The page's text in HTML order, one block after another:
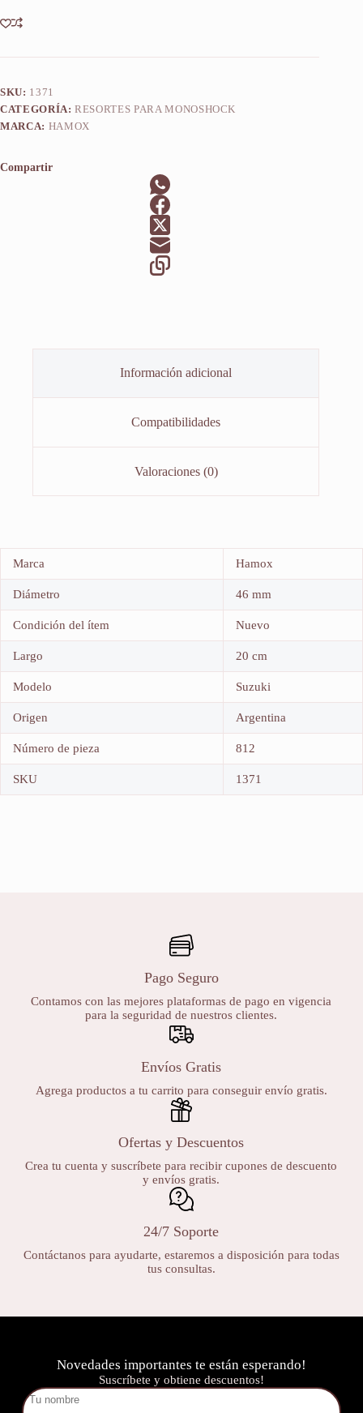
SKU: 1371
CATEGORÍA:RESORTES PARA MONOSHOCK
MARCA: HAMOX
Compartir
Información adicional
Compatibilidades
Valoraciones (0)
Marca Hamox
Diámetro 46 mm
Condición del ítem Nuevo
Largo 20 cm
Modelo Suzuki
Origen Argentina
Número de pieza 812
SKU 1371
Pago Seguro
Contamos con las mejores plataformas de pago en vigencia
para la seguridad de nuestros clientes.
Envíos Gratis
Agrega productos a tu carrito para conseguir envío gratis.
Ofertas y Descuentos
Crea tu cuenta y suscríbete para recibir cupones de descuento
y envíos gratis.
24/7 Soporte
Contáctanos para ayudarte, estaremos a disposición para todas
tus consultas.
Novedades importantes te están esperando!
Suscríbete y obtiene descuentos!